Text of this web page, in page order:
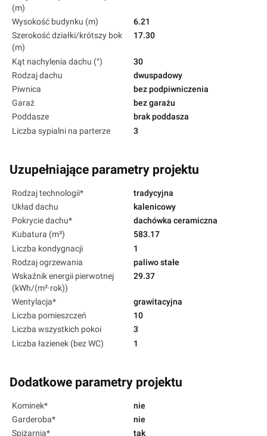
(m)
Wysokość budynku (m)
6.21
Szerokość działki/krótszy bok
(m)
17.30
Kąt nachylenia dachu (°)
30
Rodzaj dachu
dwuspadowy
Piwnica
bez podpiwniczenia
Garaż
bez garażu
Poddasze
brak poddasza
Liczba sypialni na parterze
3
Uzupełniające parametry projektu
Rodzaj technologii*
tradycyjna
Układ dachu
kalenicowy
Pokrycie dachu*
dachówka ceramiczna
Kubatura (m³)
583.17
Liczba kondygnacji
1
Rodzaj ogrzewania
paliwo stałe
Wskaźnik energii pierwotnej
(kWh/(m²·rok))
29.37
Wentylacja*
grawitacyjna
Liczba pomieszczeń
10
Liczba wszystkich pokoi
3
Liczba łazienek (bez WC)
1
Dodatkowe parametry projektu
Kominek*
nie
Garderoba*
nie
Spiżarnia*
tak